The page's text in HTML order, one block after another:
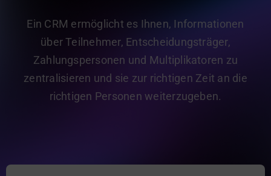
Kontakt
Ein CRM ermöglicht es Ihnen, Informationen
über Teilnehmer, Entscheidungsträger,
Zahlungspersonen und Multiplikatoren zu
zentralisieren und sie zur richtigen Zeit an die
richtigen Personen weiterzugeben.